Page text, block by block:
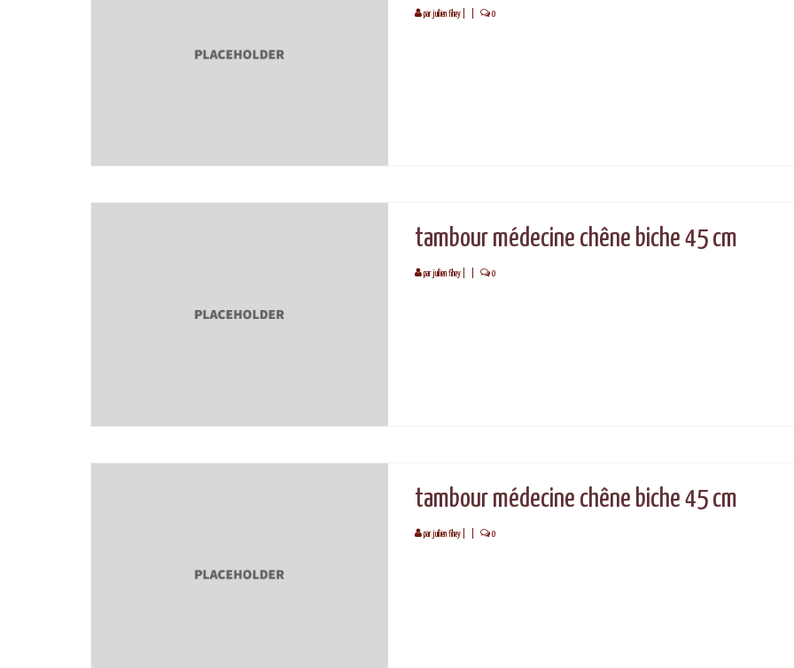
par juilien fihey| 0
tambour médecine chêne biche 45 cm
par juilien fihey| 0
tambour médecine chêne biche 45 cm
par juilien fihey| 0